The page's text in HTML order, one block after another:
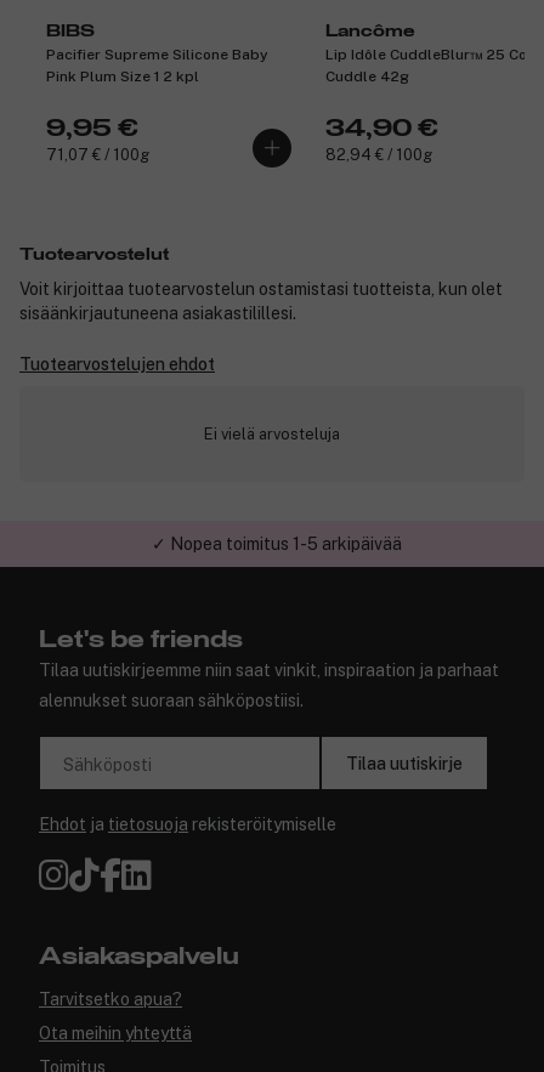
BIBS
Pacifier Supreme Silicone Baby
Pink Plum Size 1 2 kpl
9,95 €
71,07 € / 100g
Lancôme
Lip Idôle CuddleBlur™ 25
Cuddle 42g
34,90 €
82,94 € / 100g
Tuotearvostelut
Voit kirjoittaa tuotearvostelun ostamistasi tuotteista, kun olet
sisäänkirjautuneena asiakastilillesi.
Tuotearvostelujen ehdot
Ei vielä arvosteluja
✓ Turvallinen verkkokauppa
Let's be friends
Tilaa uutiskirjeemme niin saat vinkit, inspiraation ja parhaat
alennukset suoraan sähköpostiisi.
Sähköposti Tilaa uutiskirje
Ehdot ja tietosuoja rekisteröitymiselle
Asiakaspalvelu
Tarvitsetko apua?
Ota meihin yhteyttä
Toimitus